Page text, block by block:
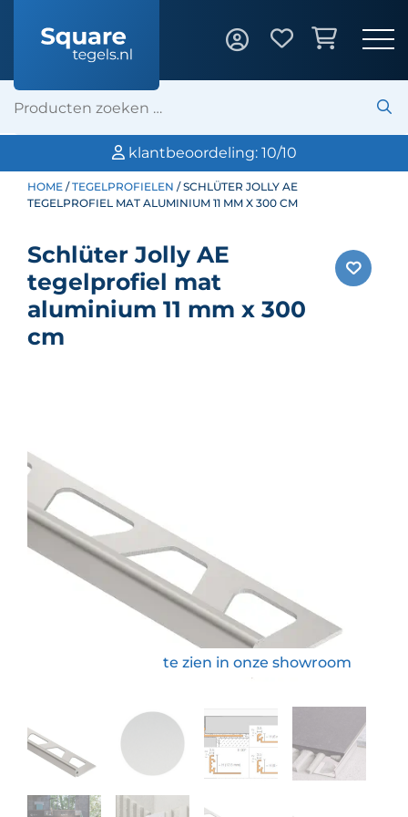
klantbeoordeling: 10/10
HOME /TEGELPROFIELEN / SCHLÜTER JOLLY AE
TEGELPROFIEL MAT ALUMINIUM 11 MM X 300 CM
Schlüter Jolly AE
tegelprofiel mat
aluminium 11 mm x 300
cm
te zien in onze showroom